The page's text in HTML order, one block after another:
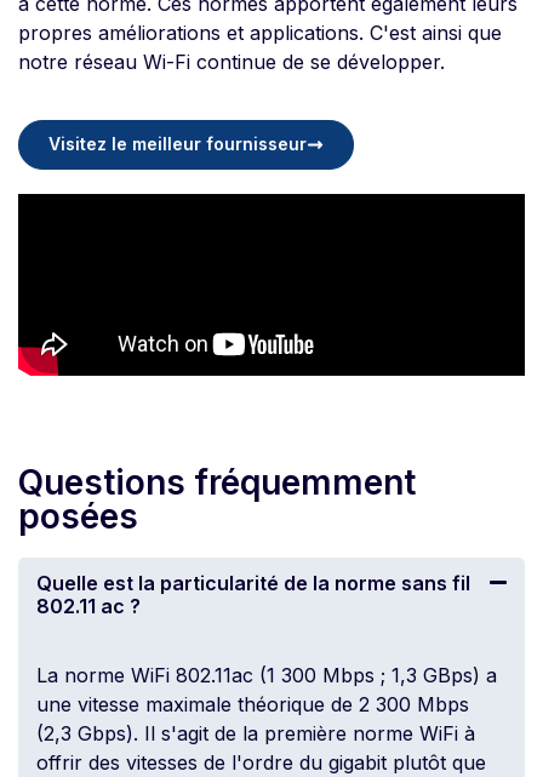
propres améliorations et applications. C'est ainsi que
notre réseau Wi-Fi continue de se développer.
Visitez le meilleur fournisseur
Questions fréquemment
posées
Quelle est la particularité de la norme sans fil
802.11 ac ?
La norme WiFi 802.11ac (1 300 Mbps ; 1,3 GBps) a
une vitesse maximale théorique de 2 300 Mbps
(2,3 Gbps). Il s'agit de la première norme WiFi à
offrir des vitesses de l'ordre du gigabit plutôt que